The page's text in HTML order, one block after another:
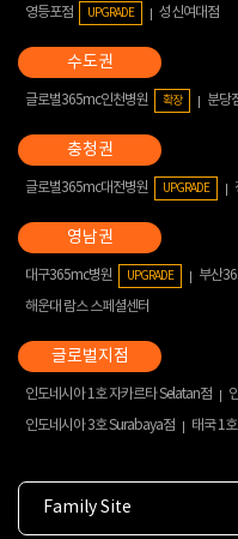
영등포점
UPGRADE 성신여대점
글로벌365mc인천병원 확장 분당
글로벌365mc대전병원 UPGRADE
대구365mc병원 UPGRADE 부산
해운대 람스 스페셜센터
인도네시아 1호 자카르타 Selatan점
인도네시아 3호 Surabaya점
태국 1
Family Site